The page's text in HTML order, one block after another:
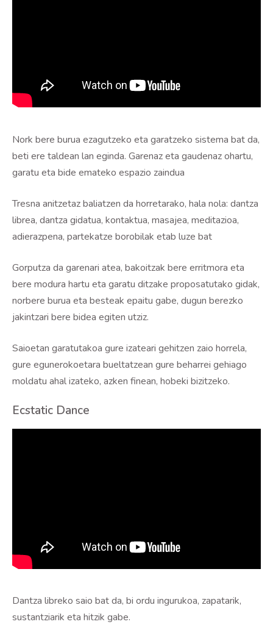
Nork bere burua ezagutzeko eta garatzeko sistema bat da,
beti ere taldean lan eginda. Garenaz eta gaudenaz ohartu,
garatu eta bide emateko espazio zaindua
Tresna anitzetaz baliatzen da horretarako, hala nola: dantza
librea, dantza gidatua, kontaktua, masajea, meditazioa,
adierazpena, partekatze borobilak etab luze bat
Gorputza da garenari atea, bakoitzak bere erritmora eta
bere modura hartu eta garatu ditzake proposatutako gidak,
norbere burua eta besteak epaitu gabe, dugun berezko
jakintzari bere bidea egiten utziz.
Saioetan garatutakoa gure izateari gehitzen zaio horrela,
gure egunerokoetara bueltatzean gure beharrei gehiago
moldatu ahal izateko, azken finean, hobeki bizitzeko.
Ecstatic Dance
Dantza libreko saio bat da, bi ordu ingurukoa, zapatarik,
sustantziarik eta hitzik gabe.